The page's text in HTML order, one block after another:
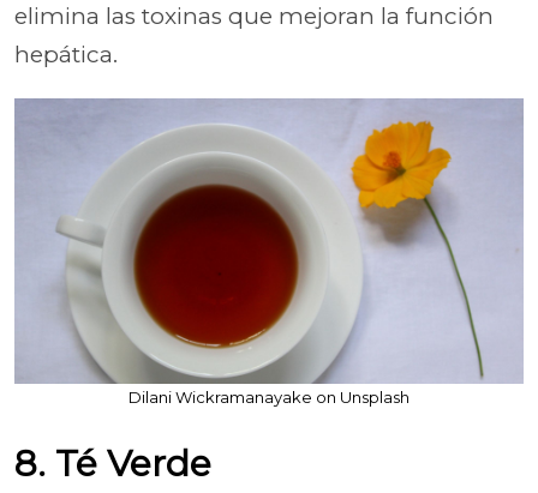
elimina las toxinas que mejoran la función
hepática.
Dilani Wickramanayake on Unsplash
8. Té Verde